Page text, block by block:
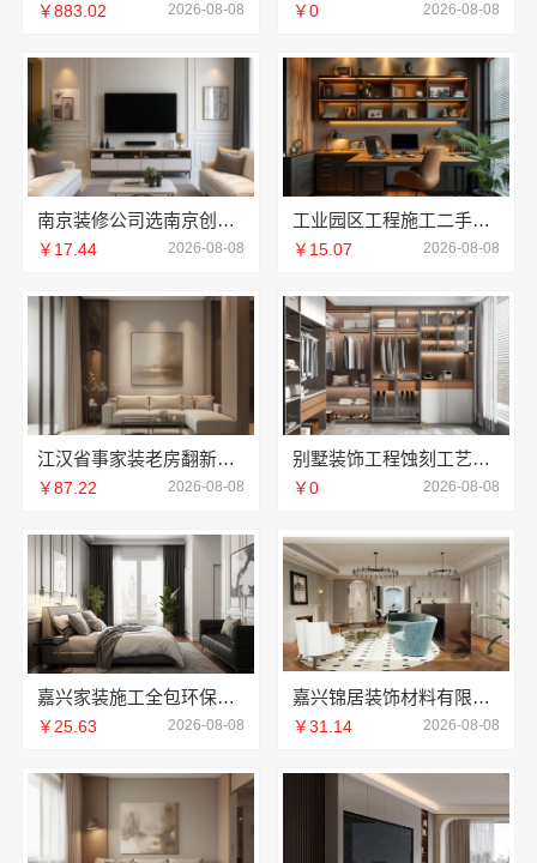
￥883.02 2026-08-08 ￥0 2026-08-08
南京装修公司选南京创亿讯
￥17.44 2026-08-08
工业园区工程施工二手房全包_苏州兔哥哥智装新材料
￥15.07 2026-08-08
江汉省事家装老房翻新，本地快装透明一口价
￥87.22 2026-08-08
别墅装饰工程蚀刻工艺多少钱——江苏东钢金属家居报价
￥0 2026-08-08
嘉兴家装施工全包环保材料_嘉兴美派建材科技有限公司
￥25.63 2026-08-08
嘉兴锦居装饰材料有限公司，秀洲区装饰排名公寓优选
￥31.14 2026-08-08